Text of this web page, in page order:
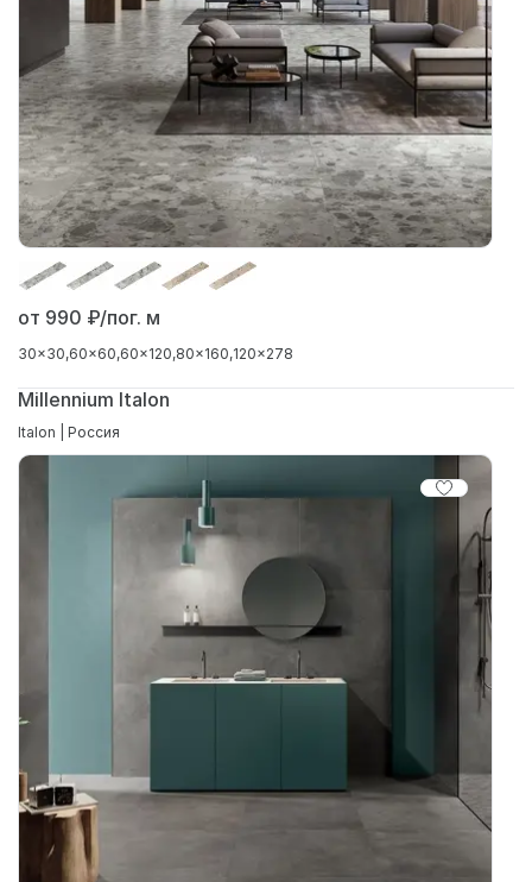
от 990 ₽/пог. м
30x30 60x60 60x120 80x160 120x278
Millennium Italon
Italon | Россия